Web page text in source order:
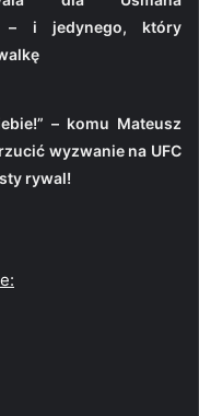
– i jedynego, który
– komu Mateusz
wyzwanie na UFC
rywal!